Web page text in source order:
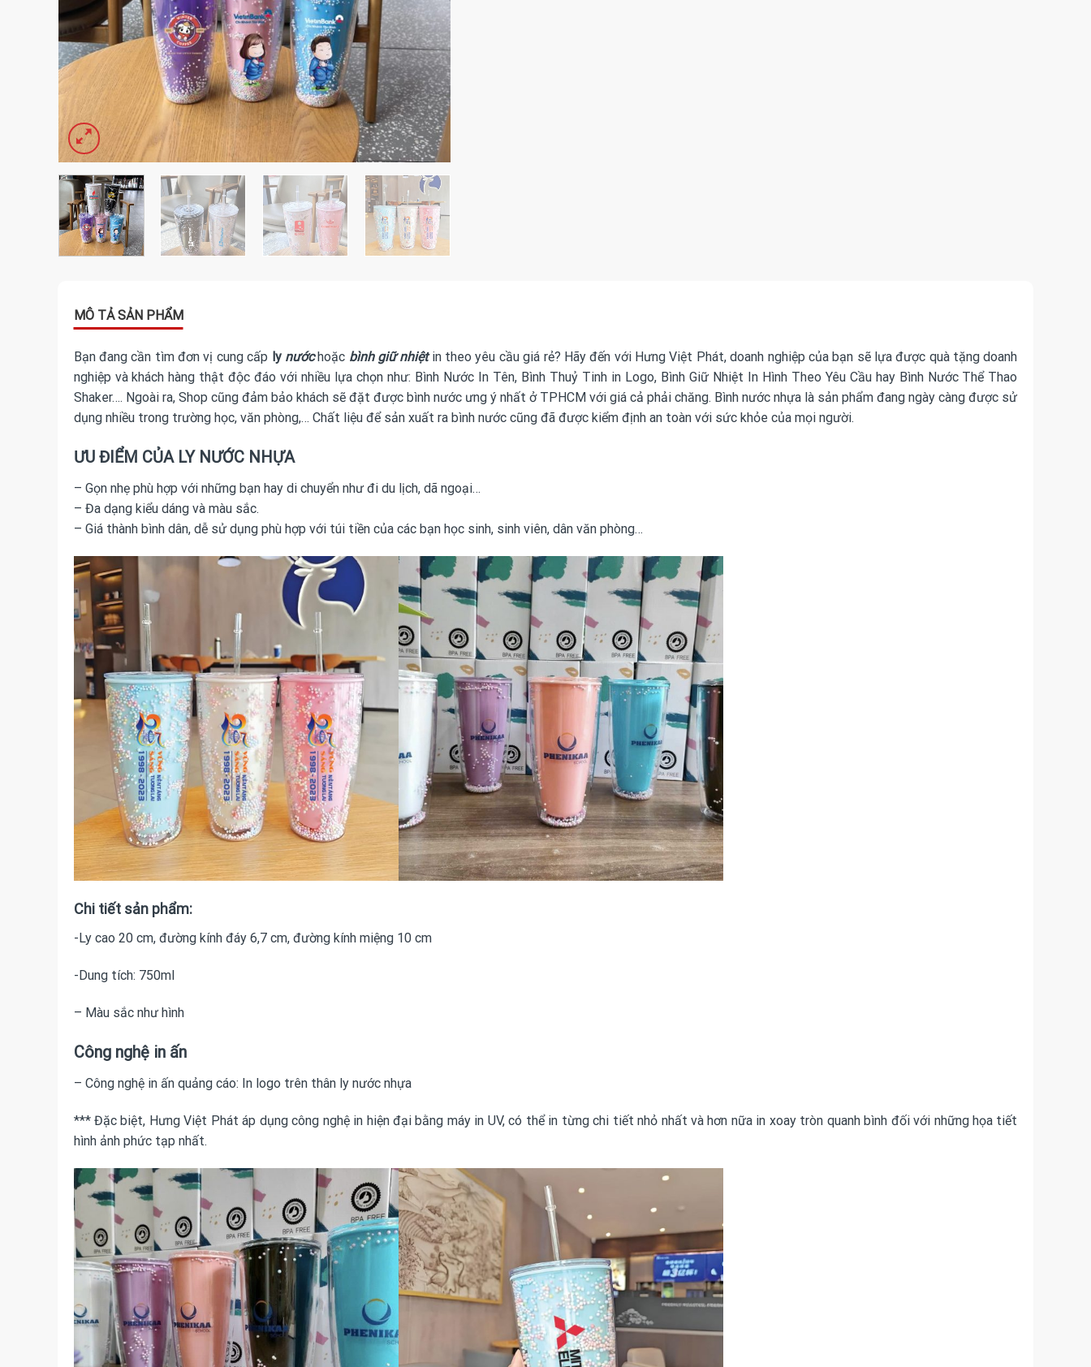
Bạn đang cần tìm đơn vị cung cấp ly nướchoặc bình giữ nhiệtin theo yêu cầu giá rẻ? Hãy đến với Hưng Việt Phát, doanh nghiệp của bạn sẽ lựa được quà tặng doanh
nghiệp và khách hàng thật độc đáo với nhiều lựa chọn như: Bình Nước In Tên, Bình Thuỷ Tinh in Logo, Bình Giữ Nhiệt In Hình Theo Yêu Cầu hay Bình Nước Thể Thao
Shaker…. Ngoài ra, Shop cũng đảm bảo khách sẽ đặt được bình nước ưng ý nhất ở TPHCM với giá cả phải chăng. Bình nước nhựa là sản phẩm đang ngày càng được sử
dụng nhiều trong trường học, văn phòng,… Chất liệu để sản xuất ra bình nước cũng đã được kiểm định an toàn với sức khỏe của mọi người.
ƯU ĐIỂM CỦA LY NƯỚC NHỰA
– Gọn nhẹ phù hợp với những bạn hay di chuyển như đi du lịch, dã ngoại…
– Đa dạng kiểu dáng và màu sắc.
– Giá thành bình dân, dễ sử dụng phù hợp với túi tiền của các bạn học sinh, sinh viên, dân văn phòng…
Chi tiết sản phẩm:
-Ly cao 20 cm, đường kính đáy 6,7 cm, đường kính miệng 10 cm
-Dung tích: 750ml
– Màu sắc như hình
Công nghệ in ấn
– Công nghệ in ấn quảng cáo: In logo trên thân ly nước nhựa
*** Đặc biệt, Hưng Việt Phát áp dụng công nghệ in hiện đại bằng máy in UV, có thể in từng chi tiết nhỏ nhất và hơn nữa in xoay tròn quanh bình đối với những họa tiết
hình ảnh phức tạp nhất.